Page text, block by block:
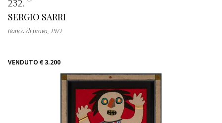
232
SERGIO SARRI
Banco di prova, 1971
VENDUTO € 3.200